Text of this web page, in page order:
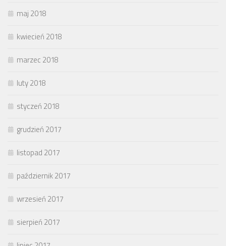
maj 2018
kwiecień 2018
marzec 2018
luty 2018
styczeń 2018
grudzień 2017
listopad 2017
październik 2017
wrzesień 2017
sierpień 2017